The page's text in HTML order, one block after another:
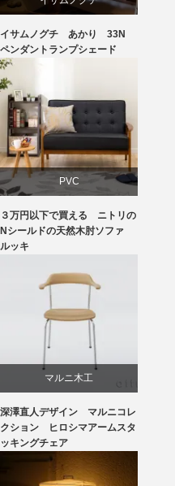
照明器具
イサムノグチ あかり 33N
ペンダントランプシェード
PVC
ソファ
ニトリ
３万円以下で買える ニトリの
Nシールドの天然木肘ソファ
ルッキ
マルニ木工
深澤直人
深澤直人デザイン マルニコレ
クション ヒロシマアームスタ
ッキングチェア